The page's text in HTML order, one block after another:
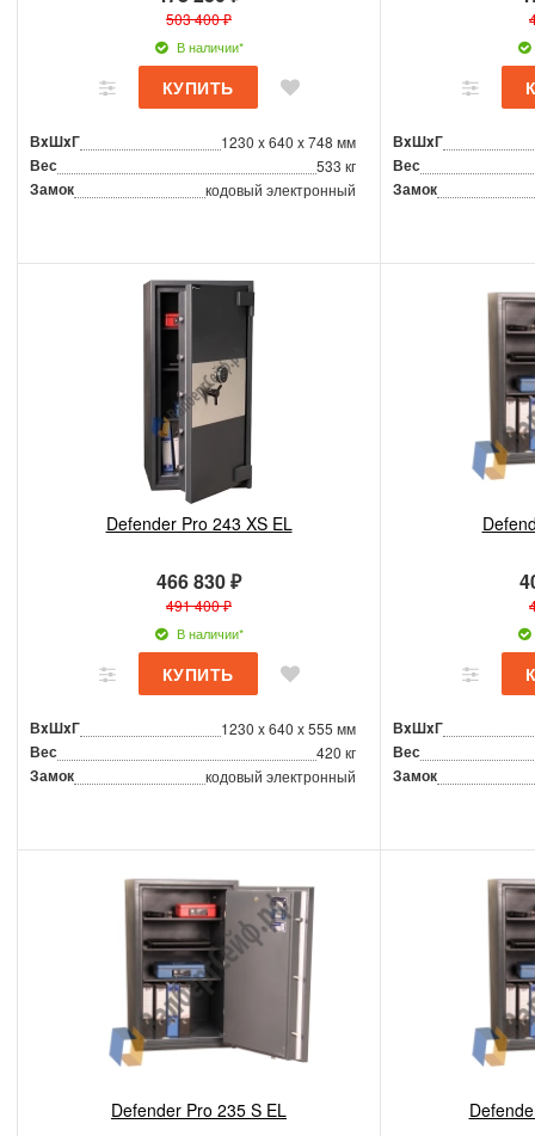
503 400 ₽
В наличии*
ВxШxГ 1230 x 640 x 748 мм
Вес 533 кг
Замок кодовый электронный
ВxШxГ
Вес
Замок
Defender Pro 243 XS EL
466 830 ₽
491 400 ₽
В наличии*
ВxШxГ 1230 x 640 x 555 мм
Вес 420 кг
Замок кодовый электронный
ВxШxГ
Вес
Замок
Defender Pro 235 S EL